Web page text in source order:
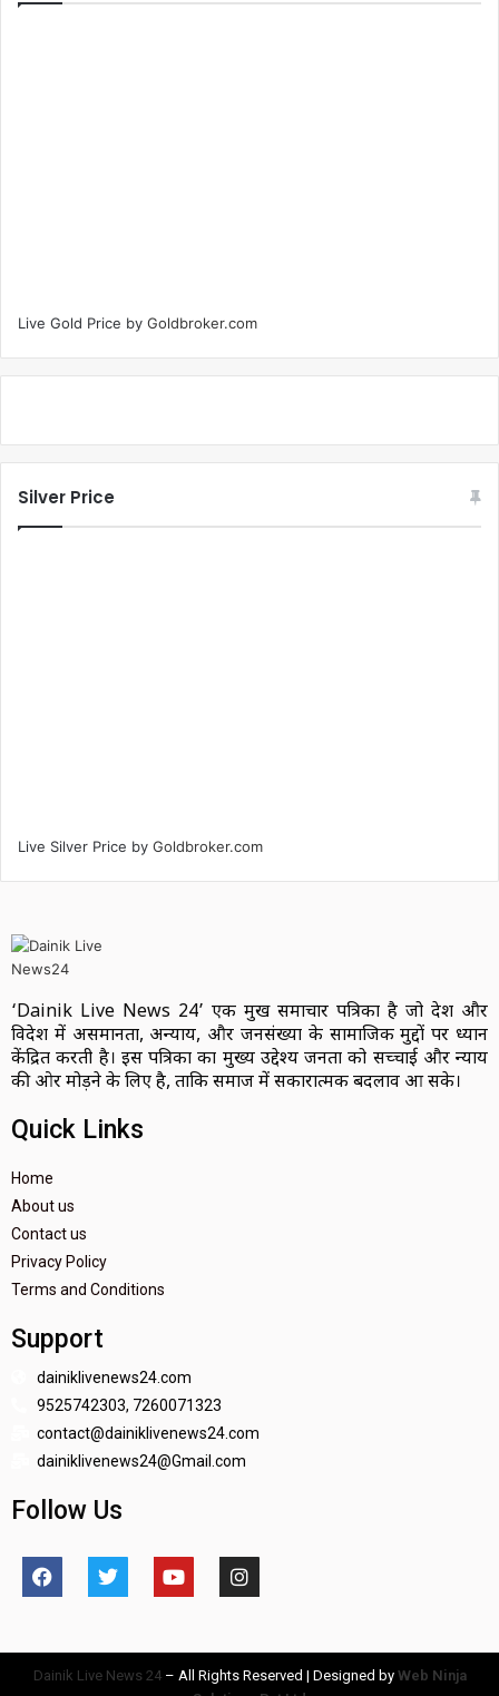
Live Gold Price by Goldbroker.com
Silver Price
Live Silver Price by Goldbroker.com
‘Dainik Live News 24’ एक प्रमुख समाचार पत्रिका है जो देश और
विदेश में असमानता, अन्याय, और जनसंख्या के सामाजिक मुद्दों पर ध्यान
केंद्रित करती है। इस पत्रिका का मुख्य उद्देश्य जनता को सच्चाई और न्याय
की ओर मोड़ने के लिए है, ताकि समाज में सकारात्मक बदलाव आ सके।
Quick Links
Home
About us
Contact us
Privacy Policy
Terms and Conditions
Support
dainiklivenews24.com
9525742303, 7260071323
contact@dainiklivenews24.com
dainiklivenews24@Gmail.com
Follow Us
Dainik Live News 24– All Rights Reserved | Designed by Web Ninja